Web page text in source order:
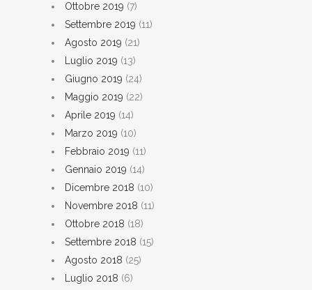
Ottobre 2019 (7)
Settembre 2019 (11)
Agosto 2019 (21)
Luglio 2019 (13)
Giugno 2019 (24)
Maggio 2019 (22)
Aprile 2019 (14)
Marzo 2019 (10)
Febbraio 2019 (11)
Gennaio 2019 (14)
Dicembre 2018 (10)
Novembre 2018 (11)
Ottobre 2018 (18)
Settembre 2018 (15)
Agosto 2018 (25)
Luglio 2018 (6)